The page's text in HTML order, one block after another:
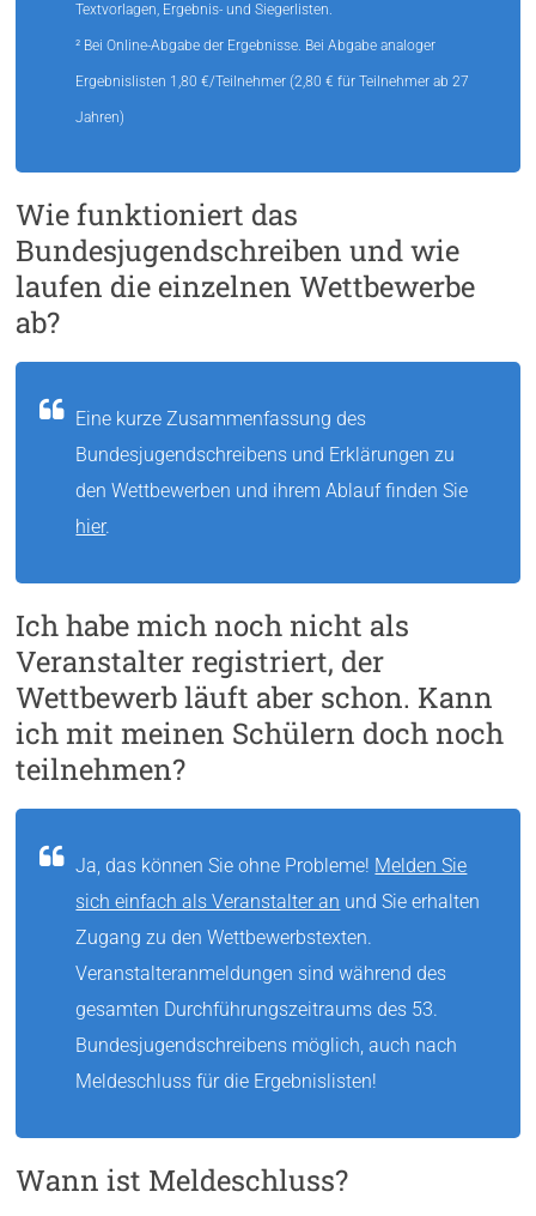
Textvorlagen, Ergebnis- und Siegerlisten.
² Bei Online-Abgabe der Ergebnisse. Bei Abgabe analoger
Ergebnislisten 1,80 €/Teilnehmer (2,80 € für Teilnehmer ab 27
Jahren)
Wie funktioniert das
Bundesjugendschreiben und wie
laufen die einzelnen Wettbewerbe
ab?
Eine kurze Zusammenfassung des
Bundesjugendschreibens und Erklärungen zu
den Wettbewerben und ihrem Ablauf finden Sie
hier.
Ich habe mich noch nicht als
Veranstalter registriert, der
Wettbewerb läuft aber schon. Kann
ich mit meinen Schülern doch noch
teilnehmen?
Ja, das können Sie ohne Probleme! Melden Sie
sich einfach als Veranstalter an und Sie erhalten
Zugang zu den Wettbewerbstexten.
Veranstalteranmeldungen sind während des
gesamten Durchführungszeitraums des 53.
Bundesjugendschreibens möglich, auch nach
Meldeschluss für die Ergebnislisten!
Wann ist Meldeschluss?